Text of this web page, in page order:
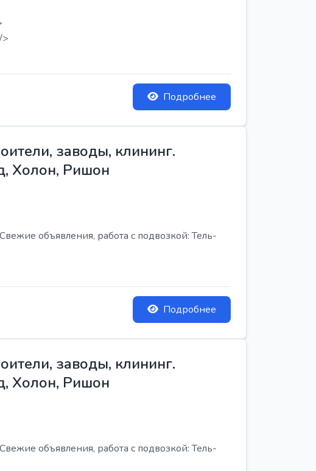
Подробнее
заводы, клининг.
Холон, Ришон
объявления, работа с подвозкой: Тель-
Подробнее
заводы, клининг.
Холон, Ришон
объявления, работа с подвозкой: Тель-